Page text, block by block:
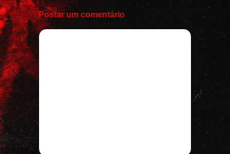
Postar um comentário